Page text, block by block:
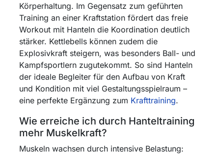
Körperhaltung. Im Gegensatz zum geführten
Training an einer Kraftstation fördert das freie
Workout mit Hanteln die Koordination deutlich
stärker. Kettlebells können zudem die
Explosivkraft steigern, was besonders Ball- und
Kampfsportlern zugutekommt. So sind Hanteln
der ideale Begleiter für den Aufbau von Kraft
und Kondition mit viel Gestaltungsspielraum –
eine perfekte Ergänzung zum Krafttraining.
Wie erreiche ich durch Hanteltraining
mehr Muskelkraft?
Muskeln wachsen durch intensive Belastung: